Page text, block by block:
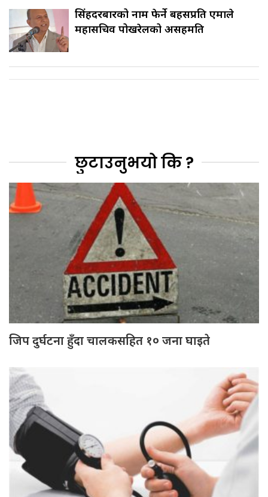
सिंहदरबारको नाम फेर्ने बहसप्रति एमाले
महासचिव पोखरेलको असहमति
छुटाउनुभयो कि ?
जिप दुर्घटना हुँदा चालकसहित १० जना घाइते